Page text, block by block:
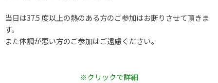
当日は37.5 度以上の熱のある方のご参加はお断りさせて頂きま
す。
また体調が悪い方のご参加はご遠慮ください。
※クリックで詳細